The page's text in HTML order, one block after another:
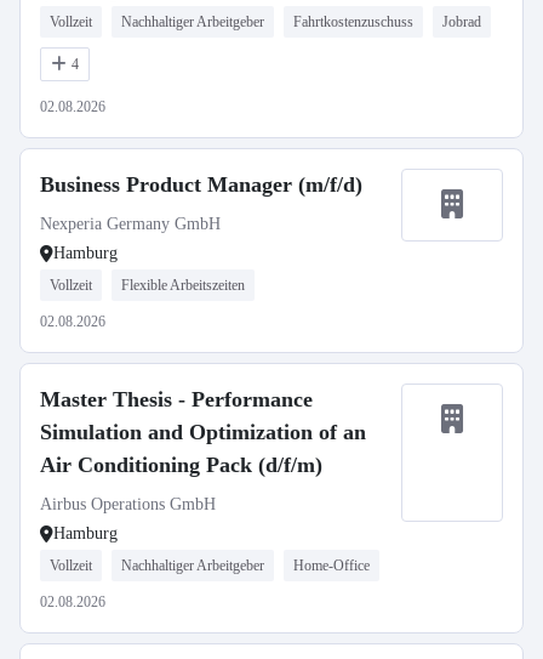
Vollzeit Nachhaltiger Arbeitgeber Fahrtkostenzuschuss Jobrad
4
02.08.2026
Business Product Manager (m/f/d)
Nexperia Germany GmbH
Hamburg
Vollzeit Flexible Arbeitszeiten
02.08.2026
Master Thesis - Performance
Simulation and Optimization of an
Air Conditioning Pack (d/f/m)
Airbus Operations GmbH
Hamburg
Vollzeit Nachhaltiger Arbeitgeber Home-Office
02.08.2026